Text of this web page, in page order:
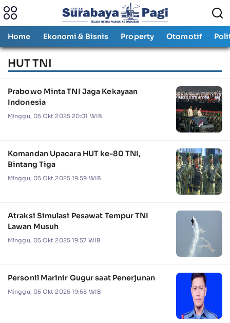
Home Ekonomi & Bisnis Property Otomotif
HUT TNI
Prabowo Minta TNI Jaga Kekayaan
Indonesia
Minggu, 05 Okt 2025 20:01 WIB
Komandan Upacara HUT ke-80 TNI,
Bintang Tiga
Minggu, 05 Okt 2025 19:59 WIB
Atraksi Simulasi Pesawat Tempur TNI
Lawan Musuh
Minggu, 05 Okt 2025 19:57 WIB
Personil Marinir Gugur saat Penerjunan
Minggu, 05 Okt 2025 19:55 WIB